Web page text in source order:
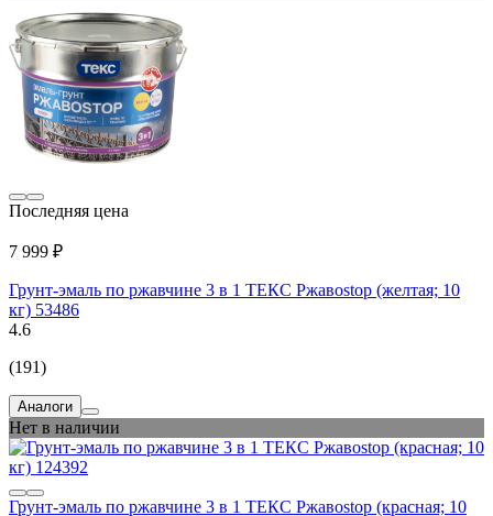
Последняя цена
7 999 ₽
Грунт-эмаль по ржавчине 3 в 1 ТЕКС Ржавоstop (желтая; 10
кг) 53486
4.6
(191)
Аналоги
Нет в наличии
Грунт-эмаль по ржавчине 3 в 1 ТЕКС Ржавоstop (красная; 10